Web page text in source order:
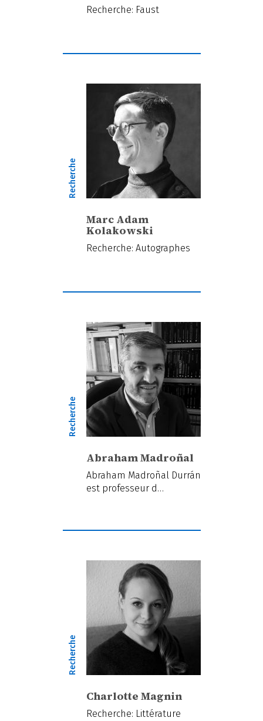
Recherche: Faust
Recherche
Marc Adam
Kolakowski
Recherche: Autographes
Recherche
Abraham Madroñal
Abraham Madroñal Durrán
est professeur d…
Recherche
Charlotte Magnin
Recherche: Littérature